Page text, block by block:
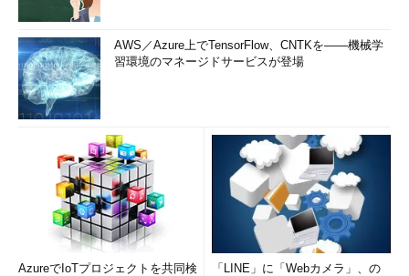
AWS／Azure上でTensorFlow、CNTKを――機械学
習環境のマネージドサービスが登場
AzureでIoTプロジェクトを共同検
「LINE」に「Webカメラ」、の